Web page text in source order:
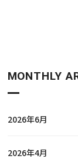
MONTHLY
2026年6月
2026年4月